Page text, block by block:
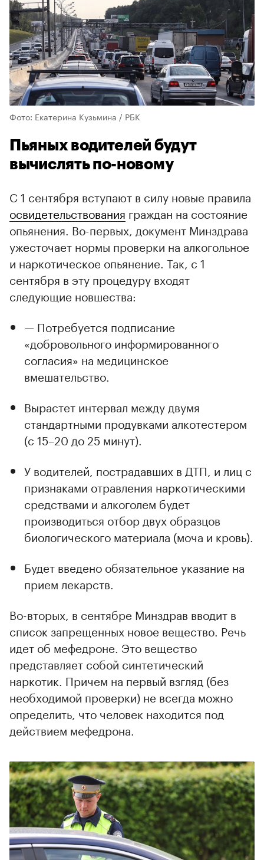
Фото: Екатерина Кузьмина / РБК
Пьяных водителей будут
вычислять по-новому
С 1 сентября вступают в силу новые правила
освидетельствования граждан на состояние
опьянения. Во-первых, документ Минздрава
ужесточает нормы проверки на алкогольное
и наркотическое опьянение. Так, с 1
сентября в эту процедуру входят
следующие новшества:
— Потребуется подписание
«добровольного информированного
согласия» на медицинское
вмешательство.
Вырастет интервал между двумя
стандартными продувками алкотестером
(с 15–20 до 25 минут).
У водителей, пострадавших в ДТП, и лиц с
признаками отравления наркотическими
средствами и алкоголем будет
производиться отбор двух образцов
биологического материала (моча и кровь).
Будет введено обязательное указание на
прием лекарств.
Во-вторых, в сентябре Минздрав вводит в
список запрещенных новое вещество. Речь
идет об мефедроне. Это вещество
представляет собой синтетический
наркотик. Причем на первый взгляд (без
необходимой проверки) не всегда можно
определить, что человек находится под
действием мефедрона.